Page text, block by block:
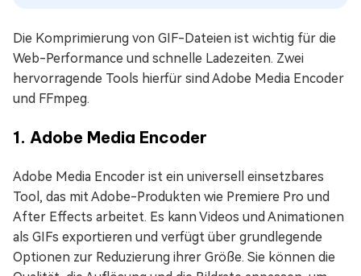
Die Komprimierung von GIF-Dateien ist wichtig für die
Web-Performance und schnelle Ladezeiten. Zwei
hervorragende Tools hierfür sind Adobe Media Encoder
und FFmpeg.
1. Adobe Media Encoder
Adobe Media Encoder ist ein universell einsetzbares
Tool, das mit Adobe-Produkten wie Premiere Pro und
After Effects arbeitet. Es kann Videos und Animationen
als GIFs exportieren und verfügt über grundlegende
Optionen zur Reduzierung ihrer Größe. Sie können die